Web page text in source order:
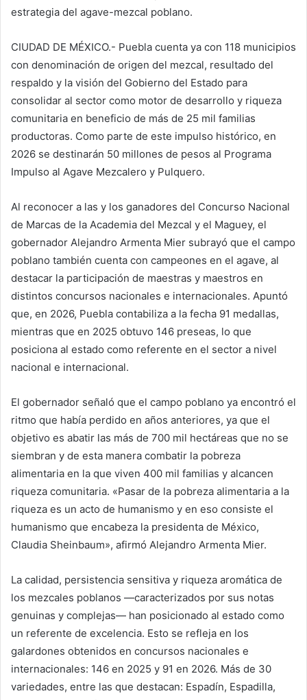
estrategia del agave-mezcal poblano.
CIUDAD DE MÉXICO.- Puebla cuenta ya con 118 municipios
con denominación de origen del mezcal, resultado del
respaldo y la visión del Gobierno del Estado para
consolidar al sector como motor de desarrollo y riqueza
comunitaria en beneficio de más de 25 mil familias
productoras. Como parte de este impulso histórico, en
2026 se destinarán 50 millones de pesos al Programa
Impulso al Agave Mezcalero y Pulquero.
Al reconocer a las y los ganadores del Concurso Nacional
de Marcas de la Academia del Mezcal y el Maguey, el
gobernador Alejandro Armenta Mier subrayó que el campo
poblano también cuenta con campeones en el agave, al
destacar la participación de maestras y maestros en
distintos concursos nacionales e internacionales. Apuntó
que, en 2026, Puebla contabiliza a la fecha 91 medallas,
mientras que en 2025 obtuvo 146 preseas, lo que
posiciona al estado como referente en el sector a nivel
nacional e internacional.
El gobernador señaló que el campo poblano ya encontró el
ritmo que había perdido en años anteriores, ya que el
objetivo es abatir las más de 700 mil hectáreas que no se
siembran y de esta manera combatir la pobreza
alimentaria en la que viven 400 mil familias y alcancen
riqueza comunitaria. «Pasar de la pobreza alimentaria a la
riqueza es un acto de humanismo y en eso consiste el
humanismo que encabeza la presidenta de México,
Claudia Sheinbaum», afirmó Alejandro Armenta Mier.
La calidad, persistencia sensitiva y riqueza aromática de
los mezcales poblanos —caracterizados por sus notas
genuinas y complejas— han posicionado al estado como
un referente de excelencia. Esto se refleja en los
galardones obtenidos en concursos nacionales e
internacionales: 146 en 2025 y 91 en 2026. Más de 30
variedades, entre las que destacan: Espadín, Espadilla,